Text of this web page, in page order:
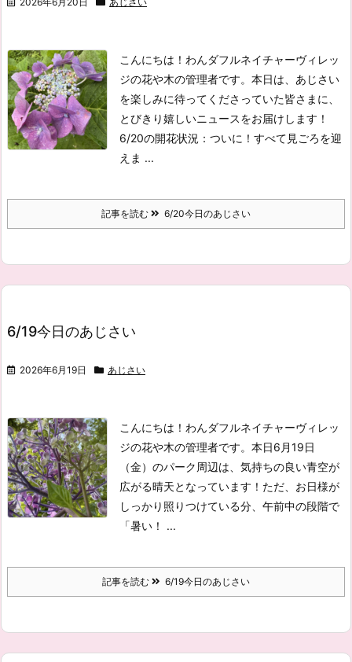
こんにちは！わんダフルネイチャーヴィレッ
ジの花や木の管理者です。 本日は、あじさい
を楽しみに待ってくださっていた皆さまに、
とびきり嬉しいニュースをお届けします！
6/20の開花状況：ついに！すべて見ごろを迎
えま ...
記事を読む 6/20今日のあじさい
6/19今日のあじさい
2026年6月19日 あじさい
こんにちは！わんダフルネイチャーヴィレッ
ジの花や木の管理者です。 本日6月19日
（金）のパーク周辺は、気持ちの良い青空が
広がる晴天となっています！ ただ、お日様が
しっかり照りつけている分、午前中の段階で
「暑い！ ...
記事を読む 6/19今日のあじさい